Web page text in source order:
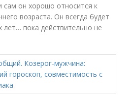
сам он хорошо относится к
возраста. Он всегда будет
лет… пока действительно не